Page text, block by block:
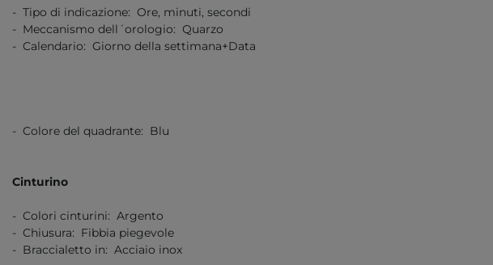
- Tipo di indicazione: Ore, minuti, secondi
- Meccanismo dell´orologio: Quarzo
- Calendario: Giorno della settimana+Data
- Colore del quadrante: Blu
Cinturino
- Colori cinturini: Argento
- Chiusura: Fibbia piegevole
- Braccialetto in: Acciaio inox